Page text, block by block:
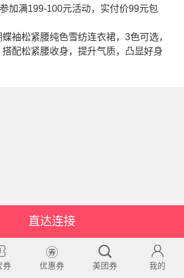
加满199-100元活动，实付价99元包
袖松紧腰纯色雪纺连衣裙，3色可选，
配松紧腰收身，提升气质，凸显好身
直达连接
券 优惠券 美团券 我的